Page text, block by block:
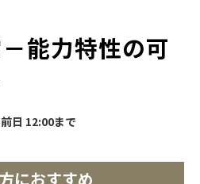
能力特性の可
日 12:00まで
におすすめ